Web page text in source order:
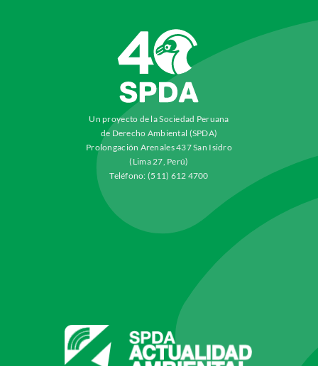
Un proyecto de la Sociedad Peruana
de Derecho Ambiental (SPDA)
Prolongación Arenales 437 San Isidro
(Lima 27, Perú)
Teléfono: (511) 612 4700